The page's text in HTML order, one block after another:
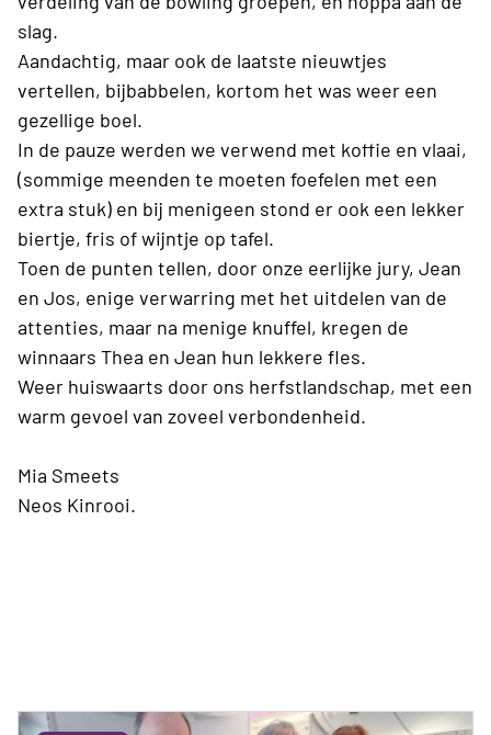
slag.
Aandachtig, maar ook de laatste nieuwtjes
vertellen, bijbabbelen, kortom het was weer een
gezellige boel.
In de pauze werden we verwend met koffie en vlaai,
(sommige meenden te moeten foefelen met een
extra stuk) en bij menigeen stond er ook een lekker
biertje, fris of wijntje op tafel.
Toen de punten tellen, door onze eerlijke jury, Jean
en Jos, enige verwarring met het uitdelen van de
attenties, maar na menige knuffel, kregen de
winnaars Thea en Jean hun lekkere fles.
Weer huiswaarts door ons herfstlandschap, met een
warm gevoel van zoveel verbondenheid.
Mia Smeets
Neos Kinrooi.